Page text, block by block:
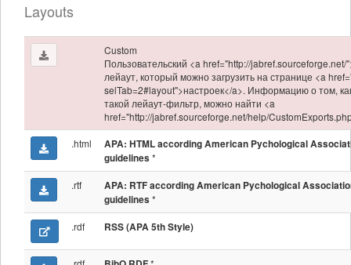
Layouts
Custom
Пользовательский <a href="http://jabref.sourceforge.net/
лейаут, который можно загрузить на странице <a
selTab=2#layout">настроек</a>. Информацию о том,
такой лейаут-фильтр, можно найти <a
href="http://jabref.sourceforge.net/help/
.html
APA: HTML according American Pychological
guidelines *
.rtf
APA: RTF according American Pychological
guidelines *
.rdf RSS (APA 5th Style)